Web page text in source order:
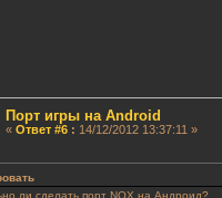
Порт игры на Android
« Ответ #6: 14/12/2012 13:37:11 »
ли сделать порт NOX на Андроид?